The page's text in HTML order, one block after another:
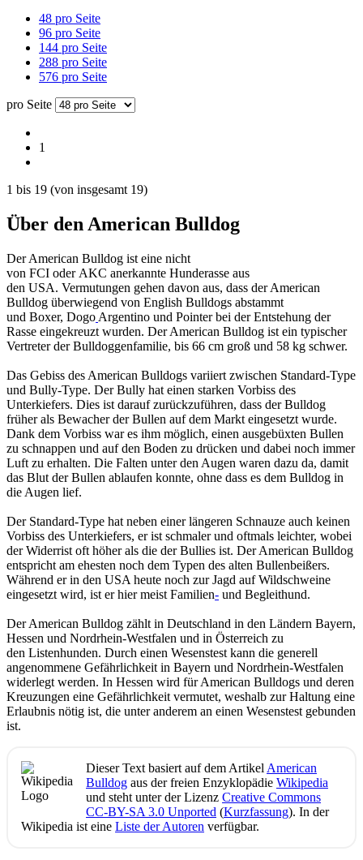
48 pro Seite
96 pro Seite
144 pro Seite
288 pro Seite
576 pro Seite
pro Seite
1
1 bis 19 (von insgesamt 19)
Über den American Bulldog
Der American Bulldog ist eine nicht
von FCI oder AKC anerkannte Hunderasse aus
den USA. Vermutungen gehen davon aus, dass der American
Bulldog überwiegend von English Bulldogs abstammt
und Boxer, Dogo Argentino und Pointer bei der Entstehung der
Rasse eingekreuzt wurden. Der American Bulldog ist ein typischer
Vertreter der Bulldoggenfamilie, bis 66 cm groß und 58 kg schwer.
Das Gebiss des American Bulldogs variiert zwischen Standard-Type
und Bully-Type. Der Bully hat einen starken Vorbiss des
Unterkiefers. Dies ist darauf zurückzuführen, dass der Bulldog
früher als Bewacher der Bullen auf dem Markt eingesetzt wurde.
Dank dem Vorbiss war es ihm möglich, einen ausgebüxten Bullen
zu schnappen und auf den Boden zu drücken und dabei noch immer
Luft zu erhalten. Die Falten unter den Augen waren dazu da, damit
das Blut der Bullen ablaufen konnte, ohne dass es dem Bulldog in
die Augen lief.
Der Standard-Type hat neben einer längeren Schnauze auch keinen
Vorbiss des Unterkiefers, er ist schmaler und oftmals leichter, wobei
der Widerrist oft höher als die der Bullies ist. Der American Bulldog
entspricht am ehesten noch dem Typen des alten Bullenbeißers.
Während er in den USA heute noch zur Jagd auf Wildschweine
eingesetzt wird, ist er hier meist Familien- und Begleithund.
Der American Bulldog zählt in Deutschland in den Ländern Bayern,
Hessen und Nordrhein-Westfalen und in Österreich zu
den Listenhunden. Durch einen Wesenstest kann die generell
angenommene Gefährlichkeit in Bayern und Nordrhein-Westfalen
widerlegt werden. In Hessen wird für American Bulldogs und deren
Kreuzungen eine Gefährlichkeit vermutet, weshalb zur Haltung eine
Erlaubnis nötig ist, die unter anderem an einen Wesenstest gebunden
ist.
Dieser Text basiert auf dem Artikel American
Bulldog aus der freien Enzyklopädie Wikipedia
und steht unter der Lizenz Creative Commons
CC-BY-SA 3.0 Unported (Kurzfassung). In der
Wikipedia ist eine Liste der Autoren verfügbar.